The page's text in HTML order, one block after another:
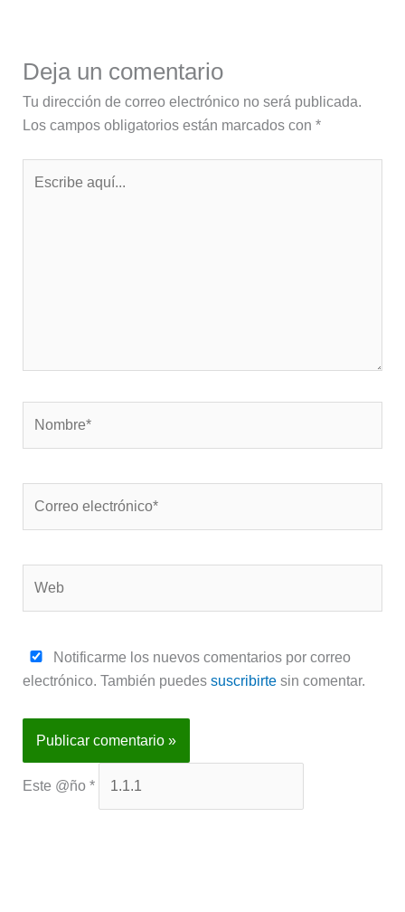
Deja un comentario
Tu dirección de correo electrónico no será publicada.
Los campos obligatorios están marcados con *
Notificarme los nuevos comentarios por correo
electrónico. También puedes suscribirtesin comentar.
Este @ño *